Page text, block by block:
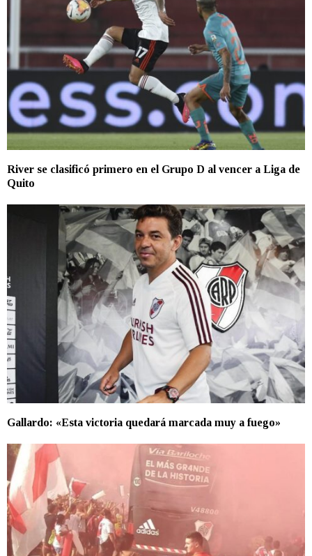
River se clasificó primero en el Grupo D al vencer a Liga de
Quito
Gallardo: «Esta victoria quedará marcada muy a fuego»